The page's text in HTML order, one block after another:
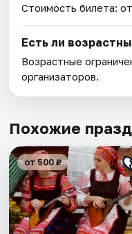
Стоимость билета:
Есть ли
Возрастные
организаторов.
Похожие
от 500 ₽